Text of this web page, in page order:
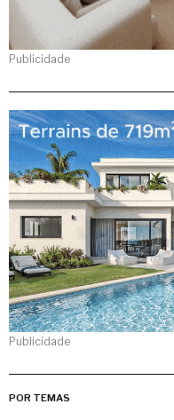
Publicidade
Publicidade
POR TEMAS